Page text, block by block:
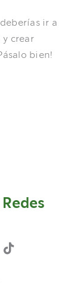
ir a
y crear
bien!